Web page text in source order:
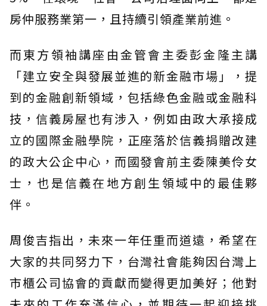
房仲服務業第一，且持續引領產業前進。
而東方領袖講座由金管會主委彭金隆主講
「建立安全與發展並進的新金融市場」，提
到的金融創新領域，包括綠色金融或金融科
技，信義房屋也有涉入，例如由政大承接成
立的國際金融學院，正座落於信義捐贈改建
的政大公企中心，而國發會前主委陳美伶女
士，也是信義在地方創生領域中的最佳夥
伴。
周俊吉指出，未來一年任重而道遠，希望在
大家的共同努力下，台灣社會能夠因台灣上
市櫃公司協會的貢獻而變得更加美好；他對